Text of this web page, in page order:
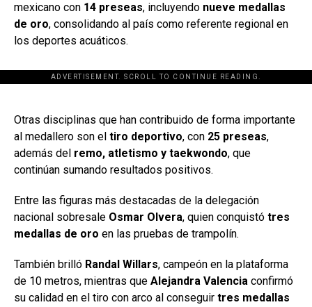
mexicano con 14 preseas, incluyendo nueve medallas
de oro, consolidando al país como referente regional en
los deportes acuáticos.
ADVERTISEMENT. SCROLL TO CONTINUE READING.
[adsforwp id="243463"]
Otras disciplinas que han contribuido de forma importante
al medallero son el tiro deportivo, con 25 preseas,
además del remo, atletismo y taekwondo, que
continúan sumando resultados positivos.
Entre las figuras más destacadas de la delegación
nacional sobresale Osmar Olvera, quien conquistó tres
medallas de oro en las pruebas de trampolín.
También brilló Randal Willars, campeón en la plataforma
de 10 metros, mientras que Alejandra Valencia confirmó
su calidad en el tiro con arco al conseguir tres medallas